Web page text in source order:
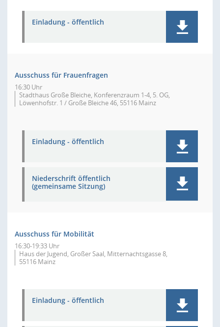
Einladung - öffentlich
Ausschuss für Frauenfragen
16:30 Uhr
Stadthaus Große Bleiche, Konferenzraum 1-4, 5. OG,
Löwenhofstr. 1 / Große Bleiche 46, 55116 Mainz
Einladung - öffentlich
Niederschrift öffentlich
(gemeinsame Sitzung)
Ausschuss für Mobilität
16:30-19:33 Uhr
Haus der Jugend, Großer Saal, Mitternachtsgasse 8,
55116 Mainz
Einladung - öffentlich